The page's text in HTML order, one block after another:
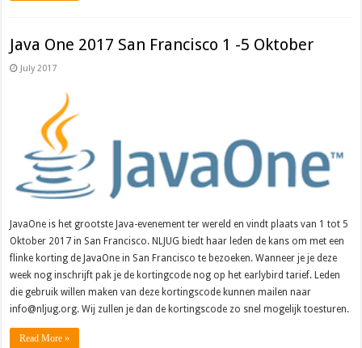
Java One 2017 San Francisco 1 -5 Oktober
July 2017
JavaOne is het grootste Java-evenement ter wereld en vindt plaats van 1 tot 5
Oktober 2017 in San Francisco. NLJUG biedt haar leden de kans om met een
flinke korting de JavaOne in San Francisco te bezoeken. Wanneer je je deze
week nog inschrijft pak je de kortingcode nog op het earlybird tarief. Leden
die gebruik willen maken van deze kortingscode kunnen mailen naar
info@nljug.org. Wij zullen je dan de kortingscode zo snel mogelijk toesturen.
Read More »